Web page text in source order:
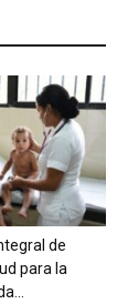
de
para la